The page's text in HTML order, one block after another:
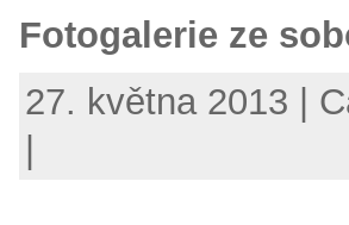
Fotogalerie ze
27. května 2013 |